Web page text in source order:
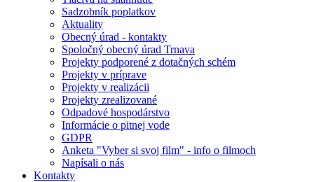
Sadzobník poplatkov
Aktuality
Obecný úrad - kontakty
Spoločný obecný úrad Trnava
Projekty podporené z dotačných schém
Projekty v príprave
Projekty v realizácii
Projekty zrealizované
Odpadové hospodárstvo
Informácie o pitnej vode
GDPR
Anketa "Vyber si svoj film" - info o filmoch
Napísali o nás
Kontakty